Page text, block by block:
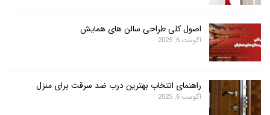
اصول کلی طراحی سالن های همایش
آگوست 6, 2025
راهنمای انتخاب بهترین درب ضد سرقت برای منزل
آگوست 6, 2025